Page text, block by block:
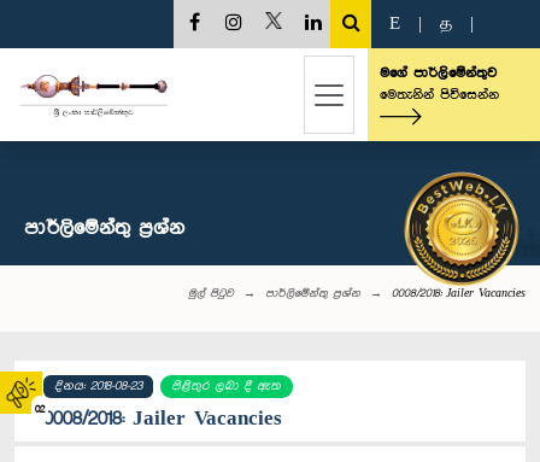
02
E த
මගේ පාර්ලිමේන්තුව
මෙතැනින් පිවිසෙන්න
පාර්ලි‌මේන්තු‌ ප්‍රශ්න
මුල් පිටුව පාර්ලි‌මේන්තු‌ ප්‍රශ්න 0008/2018: Jailer Vacancies
දිනය: 2018-08-23 පිළිතුර ලබා දී ඇත
0008/2018: Jailer Vacancies